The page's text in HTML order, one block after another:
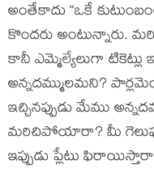
అంతేకాదు “ఒకే
కొందరు అంటున్నారు.
కానీ ఎమ్మెల్యేలుగా
అన్నదమ్ములమని?
ఇచ్చినప్పుడు మేము
మరిచిపోయారా? మీ
ఇప్పుడు ప్లేటు